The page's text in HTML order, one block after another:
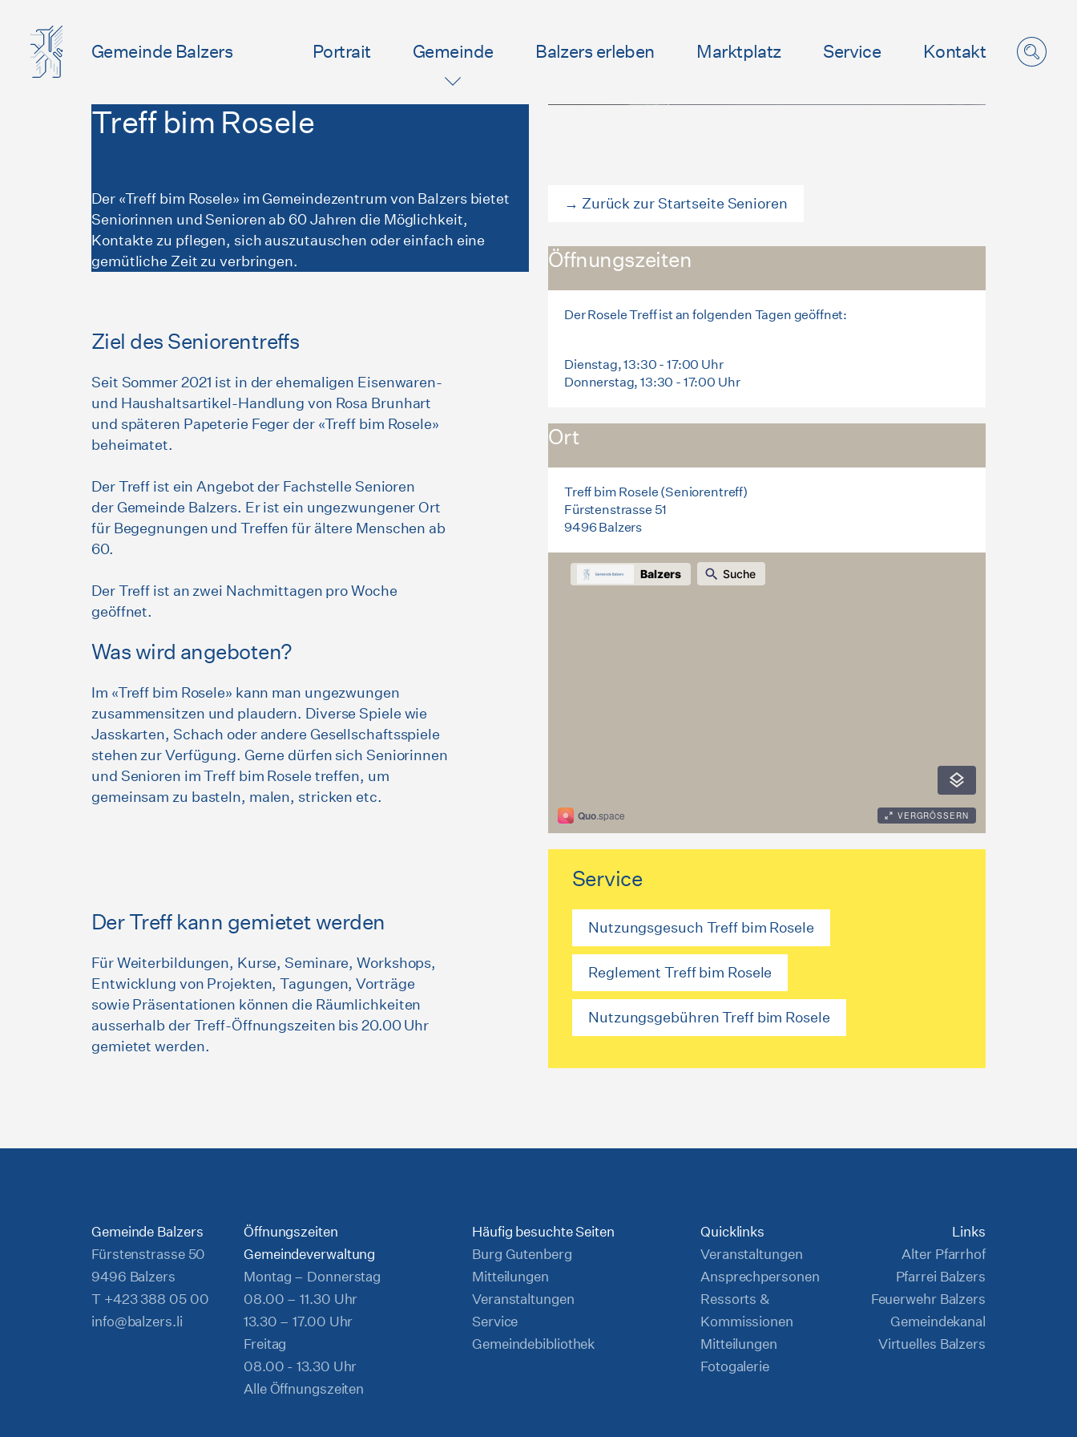
Gemeinde Balzers Portrait Gemeinde Balzers erleben Marktplatz Service Kontakt
Treff bim Rosele
Der «Treff bim Rosele» im Gemeindezentrum von Balzers bietet
Seniorinnen und Senioren ab 60 Jahren die Möglichkeit,
Kontakte zu pflegen, sich auszutauschen oder einfach eine
gemütliche Zeit zu verbringen.
Ziel des Seniorentreffs
Seit Sommer 2021 ist in der ehemaligen Eisenwaren-
und Haushaltsartikel-Handlung von Rosa Brunhart
und späteren Papeterie Feger der «Treff bim Rosele»
beheimatet.
Der Treff ist ein Angebot der Fachstelle Senioren
der Gemeinde Balzers. Er ist ein ungezwungener Ort
für Begegnungen und Treffen für ältere Menschen ab
60.
Der Treff ist an zwei Nachmittagen pro Woche
geöffnet.
Was wird angeboten?
Im «Treff bim Rosele» kann man ungezwungen
zusammensitzen und plaudern. Diverse Spiele wie
Jasskarten, Schach oder andere Gesellschaftsspiele
stehen zur Verfügung. Gerne dürfen sich Seniorinnen
und Senioren im Treff bim Rosele treffen, um
gemeinsam zu basteln, malen, stricken etc.
Der Treff kann gemietet werden
Für Weiterbildungen, Kurse, Seminare, Workshops,
Entwicklung von Projekten, Tagungen, Vorträge
sowie Präsentationen können die Räumlichkeiten
ausserhalb der Treff-Öffnungszeiten bis 20.00 Uhr
gemietet werden.
→ Zurück zur Startseite Senioren
Öffnungszeiten
Der Rosele Treff ist an folgenden Tagen geöffnet:
Dienstag, 13:30 - 17:00 Uhr
Donnerstag, 13:30 - 17:00 Uhr
Ort
Treff bim Rosele (Seniorentreff)
Fürstenstrasse 51
9496 Balzers
Service
Nutzungsgesuch Treff bim Rosele
Reglement Treff bim Rosele
Nutzungsgebühren Treff bim Rosele
Gemeinde Balzers
Fürstenstrasse 50
9496 Balzers
T +423 388 05 00
info@balzers.li
Öffnungszeiten
Gemeindeverwaltung
Montag – Donnerstag
08.00 – 11.30 Uhr
13.30 – 17.00 Uhr
Freitag
08.00 - 13.30 Uhr
Alle Öffnungszeiten
Häufig besuchte Seiten
Burg Gutenberg
Mitteilungen
Veranstaltungen
Service
Gemeindebibliothek
Quicklinks
Veranstaltungen
Ansprechpersonen
Ressorts &
Kommissionen
Mitteilungen
Fotogalerie
Links
Alter Pfarrhof
Pfarrei Balzers
Feuerwehr Balzers
Gemeindekanal
Virtuelles Balzers